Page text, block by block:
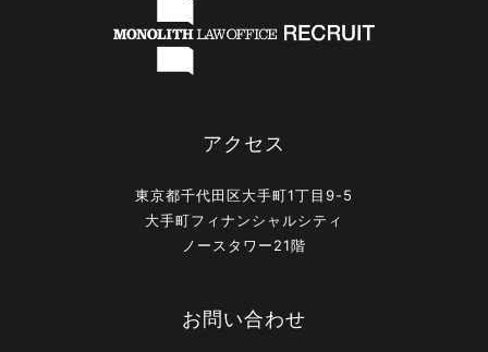
アクセス
東京都千代田区大手町1丁目9-5
大手町フィナンシャルシティ
ノースタワー21階
お問い合わせ